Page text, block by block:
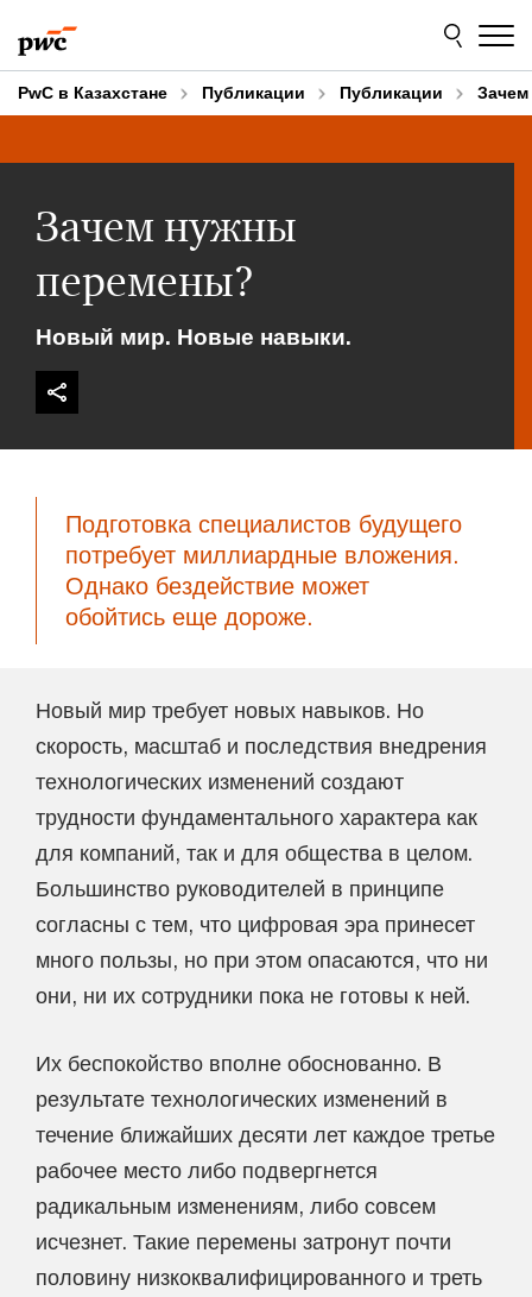
to
content
to
footer
PwC в Казахстане Публикации Публикации
Зачем нужны
перемены?
Новый мир. Новые навыки.
Подготовка специалистов будущего
потребует миллиардные вложения.
Однако бездействие может
обойтись еще дороже.
Новый мир требует новых навыков. Но
скорость, масштаб и последствия внедрения
технологических изменений создают
трудности фундаментального характера как
для компаний, так и для общества в целом.
Большинство руководителей в принципе
согласны с тем, что цифровая эра принесет
много пользы, но при этом опасаются, что ни
они, ни их сотрудники пока не готовы к ней.
Их беспокойство вполне обоснованно. В
результате технологических изменений в
течение ближайших десяти лет каждое третье
рабочее место либо подвергнется
радикальным изменениям, либо совсем
исчезнет. Такие перемены затронут почти
половину низкоквалифицированного и треть